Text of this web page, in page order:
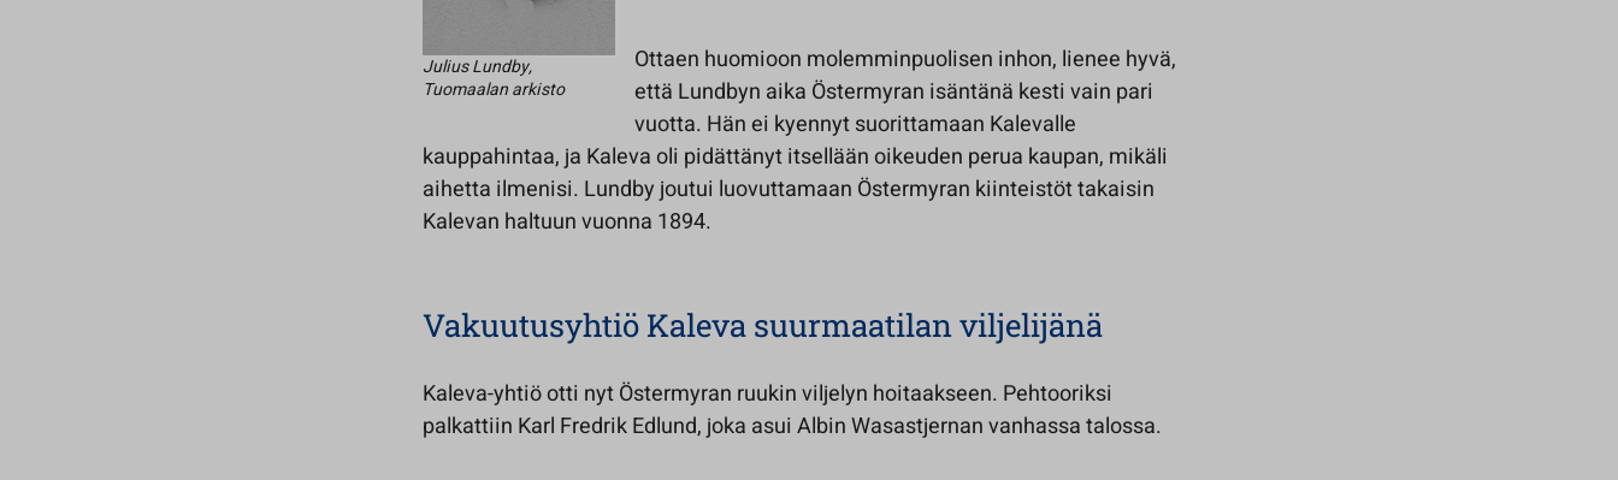
Julius Lundby,
Tuomaalan arkisto
Ottaen huomioon molemminpuolisen inhon, lienee hyvä,
että Lundbyn aika Östermyran isäntänä kesti vain pari
vuotta. Hän ei kyennyt suorittamaan Kalevalle
kauppahintaa, ja Kaleva oli pidättänyt itsellään oikeuden perua kaupan, mikäli
aihetta ilmenisi. Lundby joutui luovuttamaan Östermyran kiinteistöt takaisin
Kalevan haltuun vuonna 1894.
Vakuutusyhtiö Kaleva suurmaatilan viljelijänä
Kaleva-yhtiö otti nyt Östermyran ruukin viljelyn hoitaakseen. Pehtooriksi
palkattiin Karl Fredrik Edlund, joka asui Albin Wasastjernan vanhassa talossa.